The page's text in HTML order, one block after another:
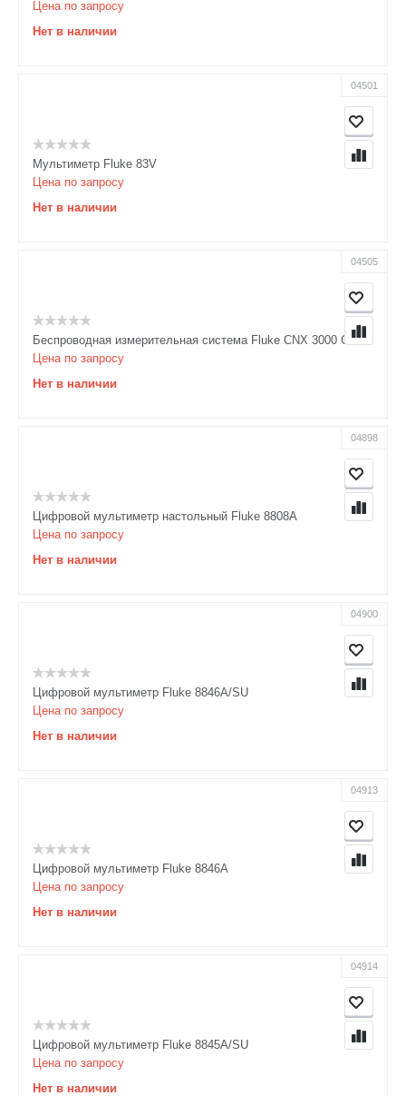
Цена по запросу
Нет в наличии
04501
Мультиметр Fluke 83V
Цена по запросу
Нет в наличии
04505
Беспроводная измерительная система Fluke CNX 3000 GM
Цена по запросу
Нет в наличии
04898
Цифровой мультиметр настольный Fluke 8808A
Цена по запросу
Нет в наличии
04900
Цифровой мультиметр Fluke 8846A/SU
Цена по запросу
Нет в наличии
04913
Цифровой мультиметр Fluke 8846A
Цена по запросу
Нет в наличии
04914
Цифровой мультиметр Fluke 8845A/SU
Цена по запросу
Нет в наличии